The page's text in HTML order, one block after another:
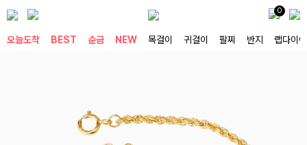
0
오늘도착 BEST 순금 NEW 목걸이 귀걸이 팔찌 반지 랩다이아